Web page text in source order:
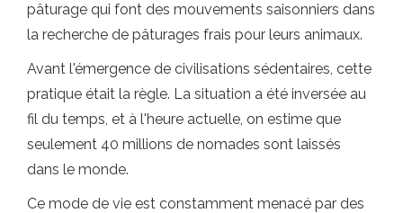
pâturage qui font des mouvements saisonniers dans
la recherche de pâturages frais pour leurs animaux.
Avant l'émergence de civilisations sédentaires, cette
pratique était la règle. La situation a été inversée au
fil du temps, et à l'heure actuelle, on estime que
seulement 40 millions de nomades sont laissés
dans le monde.
Ce mode de vie est constamment menacé par des